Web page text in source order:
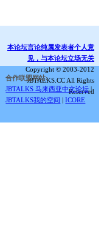
本论坛言论纯属发表者个人意
见，与本论坛立场无关
Copyright © 2003-2012
JBTALKS.CC All Rights
Reserved
合作联盟网站:
JBTALKS 马来西亚中文论坛 |
JBTALKS我的空间 |ICORE